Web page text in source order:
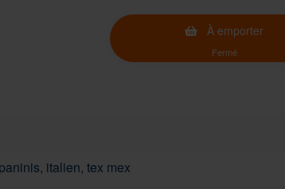
À emporter
Fermé
italien, tex mex